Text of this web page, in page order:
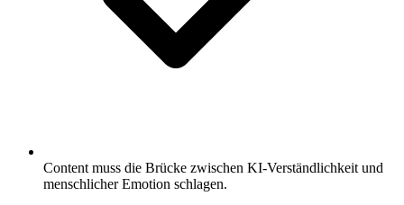
Content muss die Brücke zwischen KI-Verständlichkeit und
menschlicher Emotion schlagen.